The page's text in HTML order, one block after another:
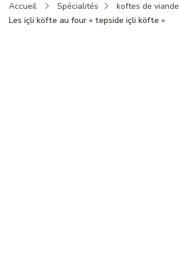
Accueil Spécialités
koftes de viande
Les içli köfte au four « tepside içli köfte »